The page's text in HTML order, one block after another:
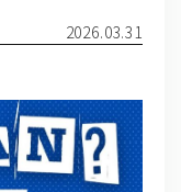
2026.03.31